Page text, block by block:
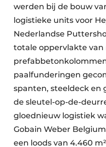
werden bij de bouw
logistieke units voor
Nederlandse
totale oppervlakte van
paalfunderingen
spanten, steeldeck en
de sleutel-op-de-
gloednieuw logistiek
Gobain Weber
een loods van 4.460